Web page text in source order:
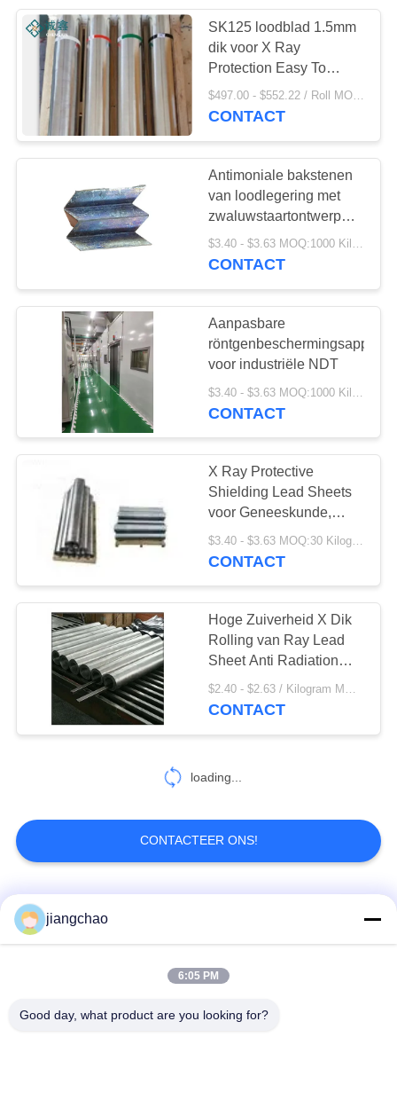
SK125 loodblad 1.5mm
dik voor X Ray
Protection Easy To
Operate
$497.00 - $552.22 / Roll MOQ:1 broodje/Broodjes
CONTACT
Antimoniale bakstenen
van loodlegering met
zwaluwstaartontwerp
voor
$3.40 - $3.63 MOQ:1000 Kilogram/Kilogram
CONTACT
Aanpasbare
voor industriële NDT
CONTACT
X Ray Protective
Shielding Lead Sheets
voor Geneeskunde,
Laboratorium
$3.40 - $3.63 MOQ:30 Kilogram/Kilogram
CONTACT
Hoge Zuiverheid X Dik
Rolling van Ray Lead
Sheet Anti Radiation
Hoog rendement
$2.40 - $2.63 / Kilogram MOQ:30 kilogram/Kilogram
CONTACT
loading...
CONTACTEER ONS!
populaire categorieën
De Bakstenen van de
jiangchao
6:05 PM
Good day, what product are you looking for?